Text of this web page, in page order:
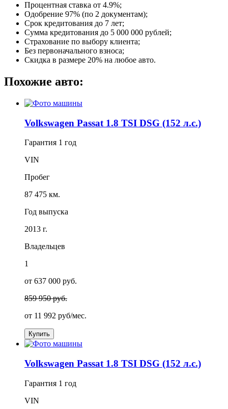
Процентная ставка от 4.9%;
Одобрение 97% (по 2 документам);
Срок кредитования до 7 лет;
Сумма кредитования до 5 000 000 рублей;
Страхование по выбору клиента;
Без первоначального взноса;
Скидка в размере 20% на любое авто.
Похожие авто:
Volkswagen Passat 1.8 TSI DSG (152 л.с.)
Гарантия 1 год
VIN
Пробег
87 475 км.
Год выпуска
2013 г.
Владельцев
1
от 637 000 руб.
859 950 руб.
от 11 992 руб/мес.
Купить
Volkswagen Passat 1.8 TSI DSG (152 л.с.)
Гарантия 1 год
VIN